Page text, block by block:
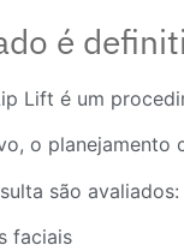
é
Lift é um
o
são avaliados:
faciais